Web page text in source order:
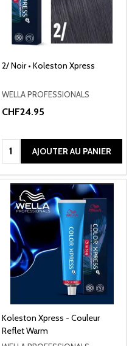
2/ Noir • Koleston Xpress
WELLA PROFESSIONALS
CHF24.95
Quantité:AJOUTER AU PANIER
Koleston Xpress - Couleur
Reflet Warm